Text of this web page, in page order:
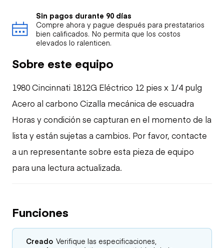
Sin pagos durante 90 días
Compre ahora y pague después para prestatarios
bien calificados. No permita que los costos
elevados lo ralenticen.
Sobre este equipo
1980 Cincinnati 1812G Eléctrico 12 pies x 1/4 pulg
Acero al carbono Cizalla mecánica de escuadra
Horas y condición se capturan en el momento de la
lista y están sujetas a cambios. Por favor, contacte
a un representante sobre esta pieza de equipo
para una lectura actualizada.
Funciones
Creado Verifique las especificaciones,